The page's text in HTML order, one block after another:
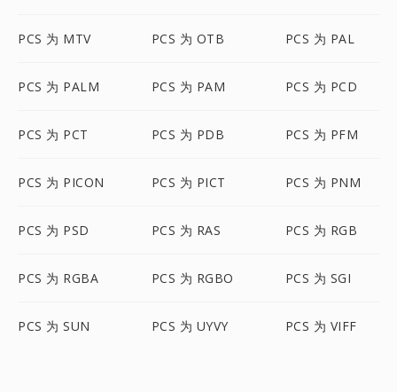
PCS 为 MTV PCS 为 OTB PCS 为 PAL
PCS 为 PALM PCS 为 PAM PCS 为 PCD
PCS 为 PCT PCS 为 PDB PCS 为 PFM
PCS 为 PICON PCS 为 PICT PCS 为 PNM
PCS 为 PSD PCS 为 RAS PCS 为 RGB
PCS 为 RGBA PCS 为 RGBO PCS 为 SGI
PCS 为 SUN PCS 为 UYVY PCS 为 VIFF